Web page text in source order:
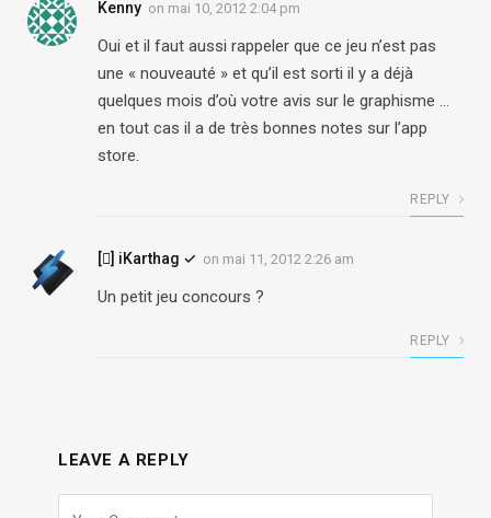
Kenny on mai 10, 2012 2:04 pm
Oui et il faut aussi rappeler que ce jeu n’est pas
une « nouveauté » et qu’il est sorti il y a déjà
quelques mois d’où votre avis sur le graphisme …
en tout cas il a de très bonnes notes sur l’app
store.
REPLY
[] iKarthag ✓ on mai 11, 2012 2:26 am
Un petit jeu concours ?
REPLY
LEAVE A REPLY